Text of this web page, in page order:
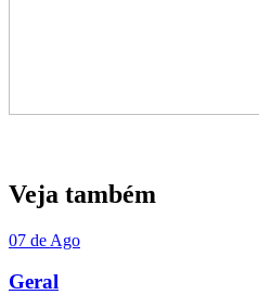
Veja também
07 de Ago
Geral